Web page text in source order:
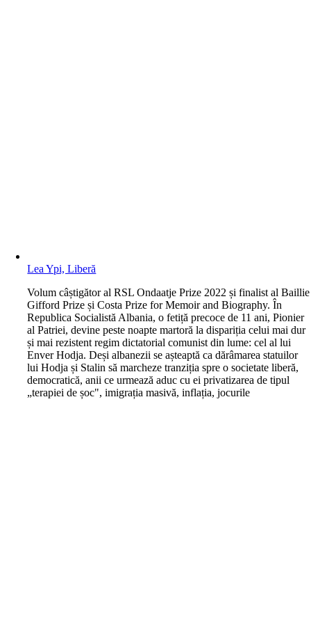
Lea Ypi, Liberă
Volum câștigător al RSL Ondaatje Prize 2022 și finalist al Baillie
Gifford Prize și Costa Prize for Memoir and Biography. În
Republica Socialistă Albania, o fetiță precoce de 11 ani, Pionier
al Patriei, devine peste noapte martoră la dispariția celui mai dur
și mai rezistent regim dictatorial comunist din lume: cel al lui
Enver Hodja. Deși albanezii se așteaptă ca dărâmarea statuilor
lui Hodja și Stalin să marcheze tranziția spre o societate liberă,
democratică, anii ce urmează aduc cu ei privatizarea de tipul
„terapiei de șoc", imigrația masivă, inflația, jocurile